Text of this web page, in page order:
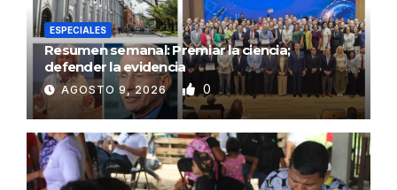
ESPECIALES
Resumen semanal: Premiar la ciencia;
defender la evidencia
AGOSTO 9, 2026 0